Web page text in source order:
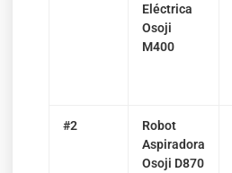
Eléctrica
Osoji
M400
#2
Robot
Aspiradora
Osoji D870